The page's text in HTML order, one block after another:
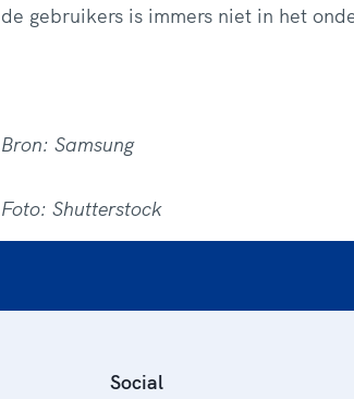
de gebruikers is immers niet in het
Bron: Samsung
Foto: Shutterstock
Social